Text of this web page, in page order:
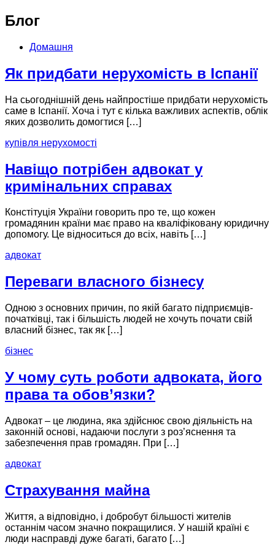
Блог
Домашня
Блог
Як придбати нерухомість в Іспанії
На сьогоднішній день найпростіше придбати нерухомість
саме в Іспанії. Хоча і тут є кілька важливих аспектів, облік
яких дозволить домогтися […]
купівля нерухомості
Навіщо потрібен адвокат у
кримінальних справах
Констітуція України говорить про те, що кожен
громадянин країни має право на кваліфіковану юридичну
допомогу. Це відноситься до всіх, навіть […]
адвокат
Переваги власного бізнесу
Одною з основних причин, по якій багато підприємців-
початківці, так і більшість людей не хочуть почати свій
власний бізнес, так як […]
бізнес
У чому суть роботи адвоката, його
права та обов’язки?
Адвокат – це людина, яка здійснює свою діяльність на
законній основі, надаючи послуги з роз’яснення та
забезпечення прав громадян. При […]
адвокат
Страхування майна
Життя, а відповідно, і добробут більшості жителів
останнім часом значно покращилися. У нашій країні є
люди насправді дуже багаті, багато […]